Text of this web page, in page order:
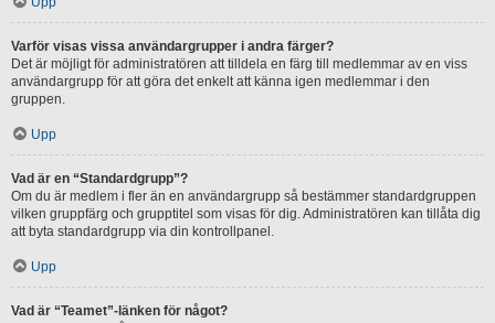
Varför visas vissa användargrupper i andra färger?
Det är möjligt för administratören att tilldela en färg till medlemmar av en viss
användargrupp för att göra det enkelt att känna igen medlemmar i den
gruppen.
Upp
Vad är en “Standardgrupp”?
Om du är medlem i fler än en användargrupp så bestämmer standardgruppen
vilken gruppfärg och grupptitel som visas för dig. Administratören kan tillåta dig
att byta standardgrupp via din kontrollpanel.
Upp
Vad är “Teamet”-länken för något?